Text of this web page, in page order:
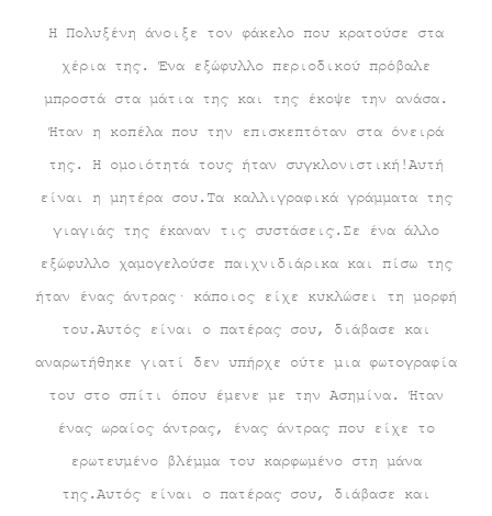
Η Πολυξένη άνοιξε τον φάκελο που κρατούσε στα
χέρια της. Ένα εξώφυλλο περιοδικού πρόβαλε
μπροστά στα μάτια της και της έκοψε την ανάσα.
Ήταν η κοπέλα που την επισκεπτόταν στα όνειρά
της. Η ομοιότητά τους ήταν συγκλονιστική!Αυτή
είναι η μητέρα σου.Τα καλλιγραφικά γράμματα της
γιαγιάς της έκαναν τις συστάσεις.Σε ένα άλλο
εξώφυλλο χαμογελούσε παιχνιδιάρικα και πίσω της
ήταν ένας άντρας· κάποιος είχε κυκλώσει τη μορφή
του.Αυτός είναι ο πατέρας σου, διάβασε και
αναρωτήθηκε γιατί δεν υπήρχε ούτε μια φωτογραφία
του στο σπίτι όπου έμενε με την Ασημίνα. Ήταν
ένας ωραίος άντρας, ένας άντρας που είχε το
ερωτευμένο βλέμμα του καρφωμένο στη μάνα
της.Αυτός είναι ο πατέρας σου, διάβασε και